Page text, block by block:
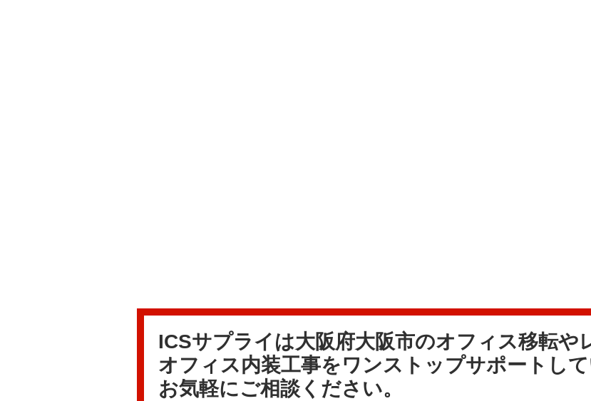
ICSサプライは大阪府大阪市のオフィス移転や
オフィス内装工事をワンストップサポートして
お気軽にご相談ください。